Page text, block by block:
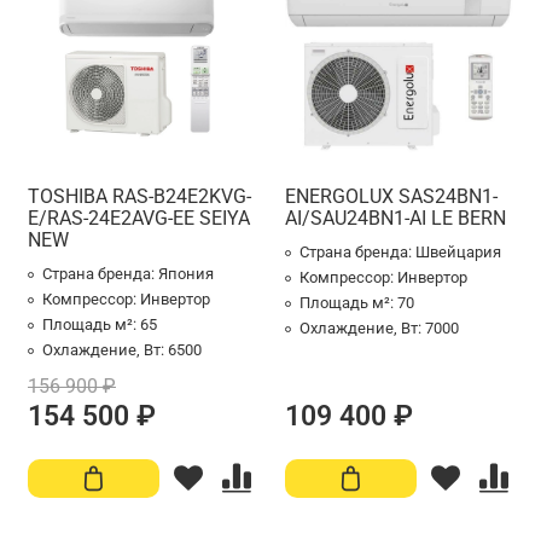
TOSHIBA RAS-B24E2KVG-
E/RAS-24E2AVG-EE SEIYA
NEW
Страна бренда: Япония
Компрессор: Инвертор
Площадь м²: 65
Охлаждение, Вт: 6500
156 900 ₽
154 500 ₽
ENERGOLUX SAS24BN1-
AI/SAU24BN1-AI LE BERN
Страна бренда: Швейцария
Компрессор: Инвертор
Площадь м²: 70
Охлаждение, Вт: 7000
109 400 ₽